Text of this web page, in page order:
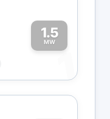
1.5
MW
1